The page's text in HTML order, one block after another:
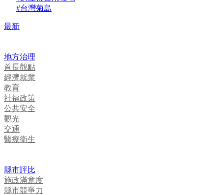
#台灣菊島
最新
地方治理
首長觀點
經濟就業
教育
社福政策
公共安全
觀光
交通
醫療衛生
縣市評比
施政滿意度
縣市競爭力